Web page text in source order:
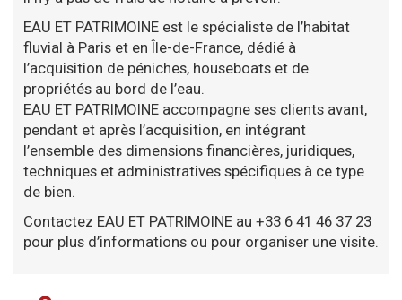
EAU ET PATRIMOINE est le spécialiste de l’habitat
fluvial à Paris et en Île-de-France, dédié à
l’acquisition de péniches, houseboats et de
propriétés au bord de l’eau.
EAU ET PATRIMOINE accompagne ses clients avant,
pendant et après l’acquisition, en intégrant
l’ensemble des dimensions financières, juridiques,
techniques et administratives spécifiques à ce type
de bien.
Contactez EAU ET PATRIMOINE au +33 6 41 46 37 23
pour plus d’informations ou pour organiser une visite.